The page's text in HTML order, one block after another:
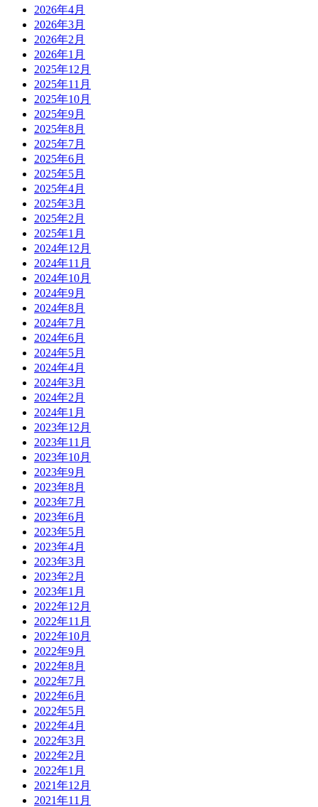
2026年4月
2026年3月
2026年2月
2026年1月
2025年12月
2025年11月
2025年10月
2025年9月
2025年8月
2025年7月
2025年6月
2025年5月
2025年4月
2025年3月
2025年2月
2025年1月
2024年12月
2024年11月
2024年10月
2024年9月
2024年8月
2024年7月
2024年6月
2024年5月
2024年4月
2024年3月
2024年2月
2024年1月
2023年12月
2023年11月
2023年10月
2023年9月
2023年8月
2023年7月
2023年6月
2023年5月
2023年4月
2023年3月
2023年2月
2023年1月
2022年12月
2022年11月
2022年10月
2022年9月
2022年8月
2022年7月
2022年6月
2022年5月
2022年4月
2022年3月
2022年2月
2022年1月
2021年12月
2021年11月